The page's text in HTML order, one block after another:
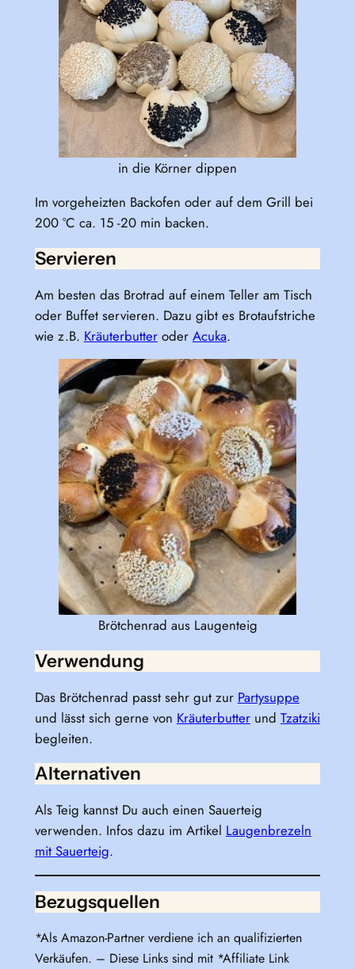
in die Körner dippen
Im vorgeheizten Backofen oder auf dem Grill bei
200 °C ca. 15 -20 min backen.
Servieren
Am besten das Brotrad auf einem Teller am Tisch
oder Buffet servieren. Dazu gibt es Brotaufstriche
wie z.B. Kräuterbutteroder Acuka.
Brötchenrad aus Laugenteig
Verwendung
Das Brötchenrad passt sehr gut zur Partysuppe
und lässt sich gerne von Kräuterbutterund Tzatziki
begleiten.
Alternativen
Als Teig kannst Du auch einen Sauerteig
verwenden. Infos dazu im Artikel Laugenbrezeln
mit Sauerteig.
Bezugsquellen
*Als Amazon-Partner verdiene ich an qualifizierten
Verkäufen. – Diese Links sind mit *Affiliate Link